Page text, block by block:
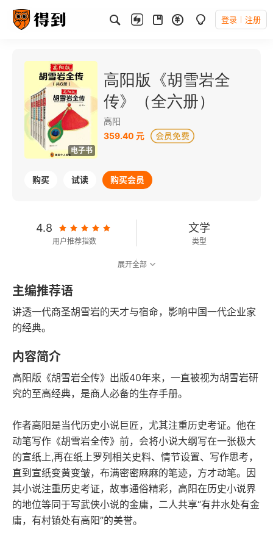
登录 注册
电子书
高阳版《胡雪岩全
传》（全六册）
高阳
359.40 元
购买 试读 购买会员
4.8
用户推荐指数
文学
类型
2018-05-01
发行日期
展开全部
主编推荐语
讲透一代商圣胡雪岩的天才与宿命，影响中国一代企业家
的经典。
内容简介
高阳版《胡雪岩全传》出版40年来，一直被视为胡雪岩研
究的至高经典，是商人必备的生存手册。
作者高阳是当代历史小说巨匠，尤其注重历史考证。他在
动笔写作《胡雪岩全传》前，会将小说大纲写在一张极大
的宣纸上,再在纸上罗列相关史料、情节设置、写作思考，
直到宣纸变黄变皱，布满密密麻麻的笔迹，方才动笔。因
其小说注重历史考证，故事通俗精彩，高阳在历史小说界
的地位等同于写武侠小说的金庸，二人共享“有井水处有金
庸，有村镇处有高阳”的美誉。